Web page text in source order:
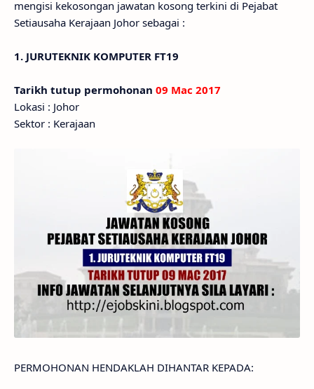
mengisi kekosongan jawatan kosong terkini di Pejabat
Setiausaha Kerajaan Johor sebagai :
1. JURUTEKNIK KOMPUTER FT19
Tarikh tutup permohonan 09 Mac 2017
Lokasi : Johor
Sektor : Kerajaan
PERMOHONAN HENDAKLAH DIHANTAR KEPADA: